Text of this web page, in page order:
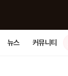
뉴스 커뮤니티